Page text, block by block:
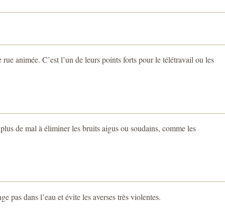
animée. C’est l’un de leurs points forts pour le télétravail ou les
de mal à éliminer les bruits aigus ou soudains, comme les
pas dans l’eau et évite les averses très violentes.